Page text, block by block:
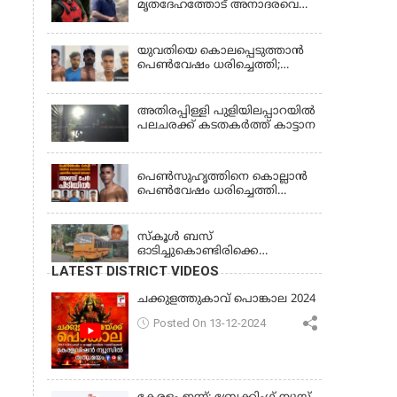
ജാമ്യാപേക്ഷ തള്ളി
മൃതദേഹത്തോട് അനാദരവെന്ന്
ക്രമീകരണത്തില്‍ ഗുരുതര
വീഴ്ച; മൃതദേഹം ചാവക്കാട്
വരെ എത്തിച്ചത് ഫ്രീസര്‍
സംവിധാനം ഇല്ലാതെയെന്നും
ആരോപണം
യുവതിയെ കൊലപ്പെടുത്താൻ
പെൺവേഷം ധരിച്ചെത്തി;
അതിരപ്പിള്ളി പുളിയിലപ്പാറയിൽ
പലചരക്ക് കടതകർത്ത് കാട്ടാന
പെണ്‍സുഹൃത്തിനെ കൊല്ലാന്‍
പെണ്‍വേഷം ധരിച്ചെത്തി
സ്കൂൾ ബസ്
ഓടിച്ചുകൊണ്ടിരിക്കെ
ഡ്രൈവർക്ക് ഹൃദയാഘാതം;
ബസ് കെട്ടിടത്തിൽ ഇടിച്ചുനിന്നു;
ഡ്രൈവർ മരിച്ചു, രണ്ട്
കുട്ടികൾക്ക് പരിക്ക്
LATEST DISTRICT VIDEOS
ചക്കുളത്തുകാവ് പൊങ്കാല 2024
Posted On 13-12-2024